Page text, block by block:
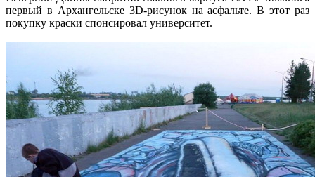
первый в Архангельске 3D-рисунок на асфальте. В этот раз
покупку краски спонсировал университет.